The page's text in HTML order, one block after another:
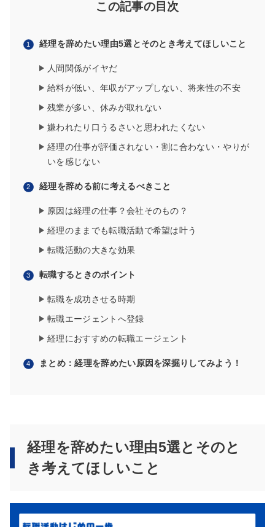
この記事の目次
経理を辞めたい理由5選とそのとき考えてほしいこと
人間関係がイヤだ
給料が低い、年収がアップしない、将来性の不安
残業が多い、休みが取れない
嫌われたり口うるさいと思われたくない
経理の仕事が評価されない・割に合わない・やりが
いを感じない
経理を辞める前に考えるべきこと
原因は経理の仕事？会社そのもの？
経理のままでも転職活動で希望は叶う
転職活動の大きな効果
転職するときのポイント
転職を成功させる時期
転職エージェントへ登録
経理におすすめの転職エージェント
まとめ：経理を辞めたい原因を深掘りしてみよう！
経理を辞めたい理由5選とそのと
き考えてほしいこと